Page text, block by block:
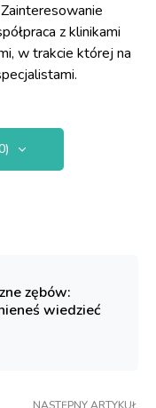
z klinikami
w trakcie której na
zębów:
wiedzieć